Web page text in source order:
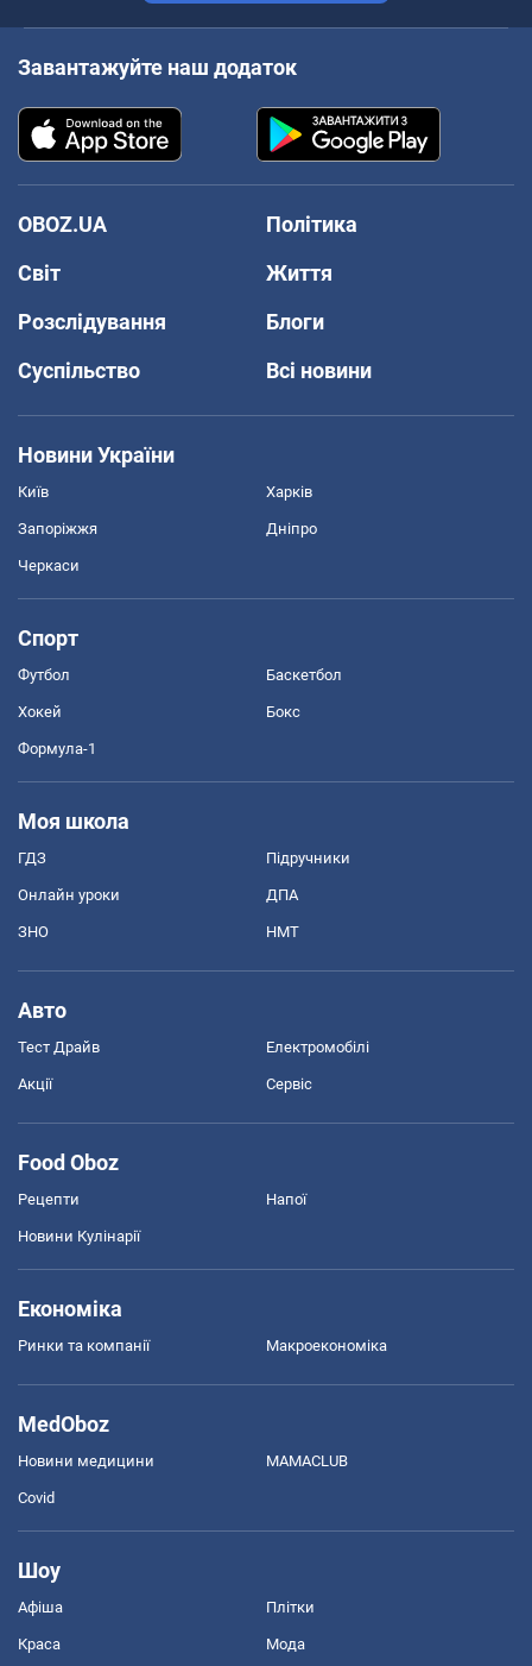
Завантажуйте наш додаток
OBOZ.UA
Політика
Світ
Життя
Розслідування
Блоги
Суспільство
Всі новини
Новини України
Київ Харків
Запоріжжя Дніпро
Черкаси
Спорт
Футбол Баскетбол
Хокей Бокс
Формула-1
Моя школа
ГДЗ Підручники
Онлайн уроки ДПА
ЗНО НМТ
Авто
Тест Драйв Електромобілі
Акції Сервіс
Food Oboz
Рецепти Напої
Новини Кулінарії
Економіка
Ринки та компанії Макроекономіка
MedOboz
Новини медицини MAMACLUB
Covid
Шоу
Афіша Плітки
Краса Мода